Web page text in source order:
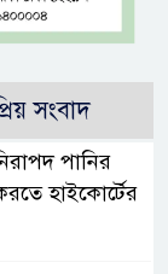
সংবাদ
পানির
হাইকোর্টের